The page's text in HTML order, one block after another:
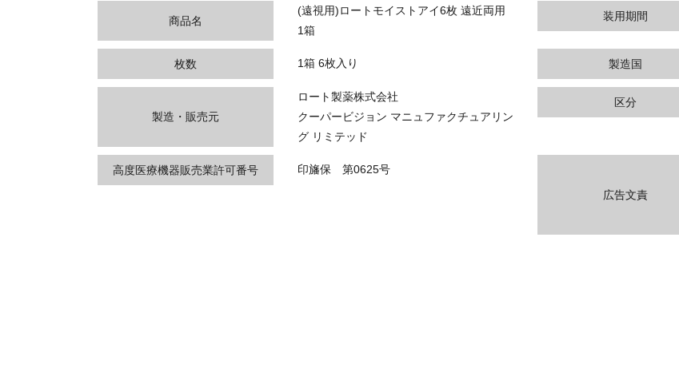
商品名
(遠視用)ロートモイストアイ6枚 遠近両用
1箱
装用期間
枚数 1箱 6枚入り 製造国
製造・販売元
ロート製薬株式会社
クーパービジョン マニュファクチュアリン
グ リミテッド
区分
高度医療機器販売業許可番号
印旛保 第0625号
広告文責